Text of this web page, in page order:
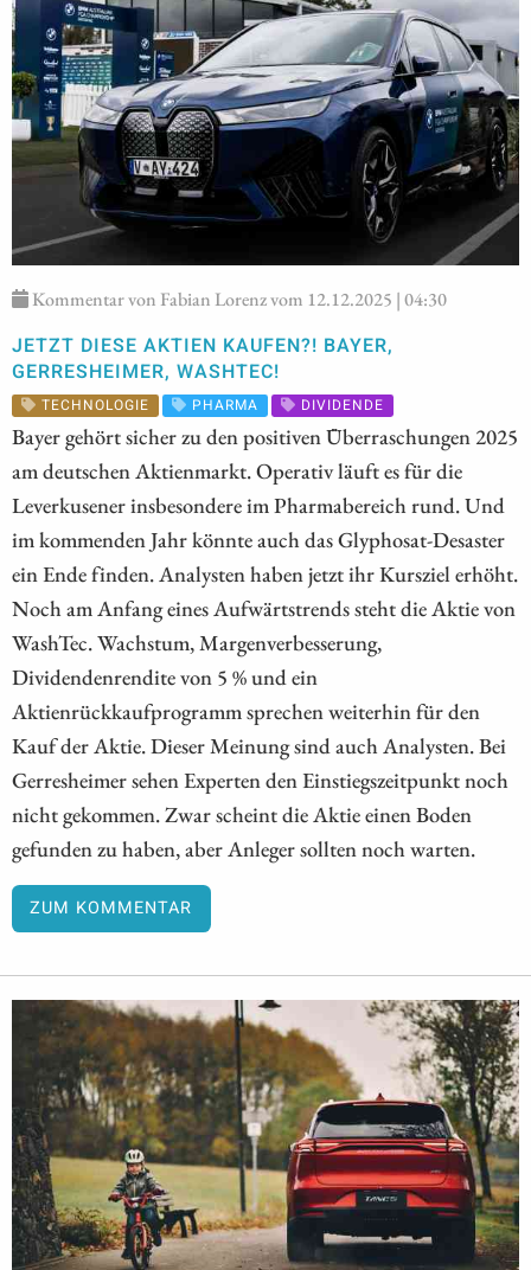
Kommentar von Fabian Lorenz vom 12.12.2025 | 04:30
JETZT DIESE AKTIEN KAUFEN?! BAYER,
GERRESHEIMER, WASHTEC!
TECHNOLOGIE PHARMA DIVIDENDE
Bayer gehört sicher zu den positiven Überraschungen 2025
am deutschen Aktienmarkt. Operativ läuft es für die
Leverkusener insbesondere im Pharmabereich rund. Und
im kommenden Jahr könnte auch das Glyphosat-Desaster
ein Ende finden. Analysten haben jetzt ihr Kursziel erhöht.
Noch am Anfang eines Aufwärtstrends steht die Aktie von
WashTec. Wachstum, Margenverbesserung,
Dividendenrendite von 5 % und ein
Aktienrückkaufprogramm sprechen weiterhin für den
Kauf der Aktie. Dieser Meinung sind auch Analysten. Bei
Gerresheimer sehen Experten den Einstiegszeitpunkt noch
nicht gekommen. Zwar scheint die Aktie einen Boden
gefunden zu haben, aber Anleger sollten noch warten.
ZUM KOMMENTAR